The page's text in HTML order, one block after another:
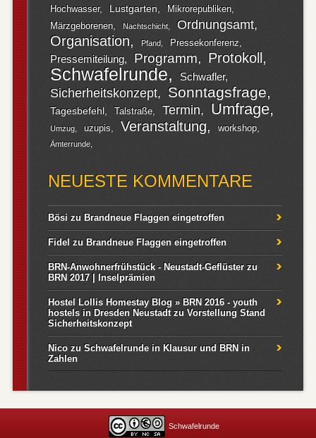
Hochwasser Lustgarten
Mikrorepubliken
Märzgeborenen
Nachtschicht Ordnungsamt
Organisation Pfand Pressekonferenz
Pressemiteilung Programm Protokoll
Schwafelrunde Schwafler
Sicherheitskonzept Sonntagsfrage
Tagesbefehl Talstraße Termin Umfrage
Umzug uzupis Veranstaltung workshop
Ämterrunde
NEUESTE KOMMENTARE
Bösi zu Brandneue Flaggen eingetroffen
Fidel zu Brandneue Flaggen eingetroffen
BRN-Anwohnerfrühstück - Neustadt-Geflüsterzu
BRN 2017 | Inselprämien
Hostel Lollis Homestay Blog » BRN 2016 - youth
hostels in Dresden NeustadtzuVorstellung Stand
Sicherheitskonzept
Nicozu Schwafelrunde in Klausur und BRN in
Zahlen
Schwafelrunde